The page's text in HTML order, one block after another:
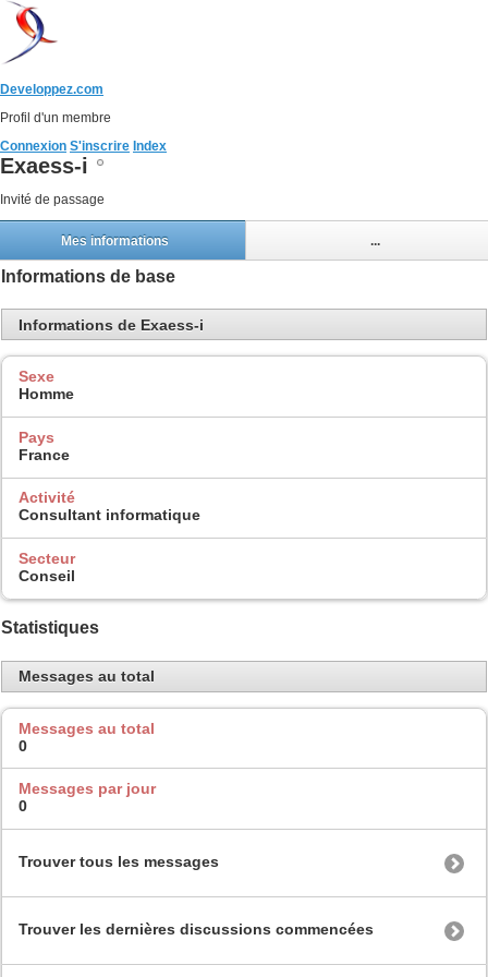
Developpez.com
Profil d'un membre
Connexion S'inscrire Index
Exaess-i
Invité de passage
Mes informations ...
Informations de base
Informations de Exaess-i
Sexe
Homme
Pays
France
Activité
Consultant informatique
Secteur
Conseil
Statistiques
Messages au total
Messages au total
0
Messages par jour
0
Trouver tous les messages
Trouver les dernières discussions commencées